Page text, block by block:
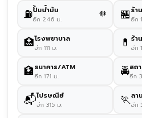
เนินตูม
หมู่บ้านทอผ้าบ้านโคกหม้อ (ยั
0 ม. activity
0 ม.
⛽ปั้มน้ำมัน
อีก 246 ม. 🚻 🏪ร้า
อีก
🏥โรงพยาบาล
อีก 111 ม. 💊 ร้า
อีก
🏦ธนาคาร/ATM
อีก 171 ม. 🚔สถ
อีก
📬ไปรษณีย์
อีก 315 ม. 🏃ลา
อีก